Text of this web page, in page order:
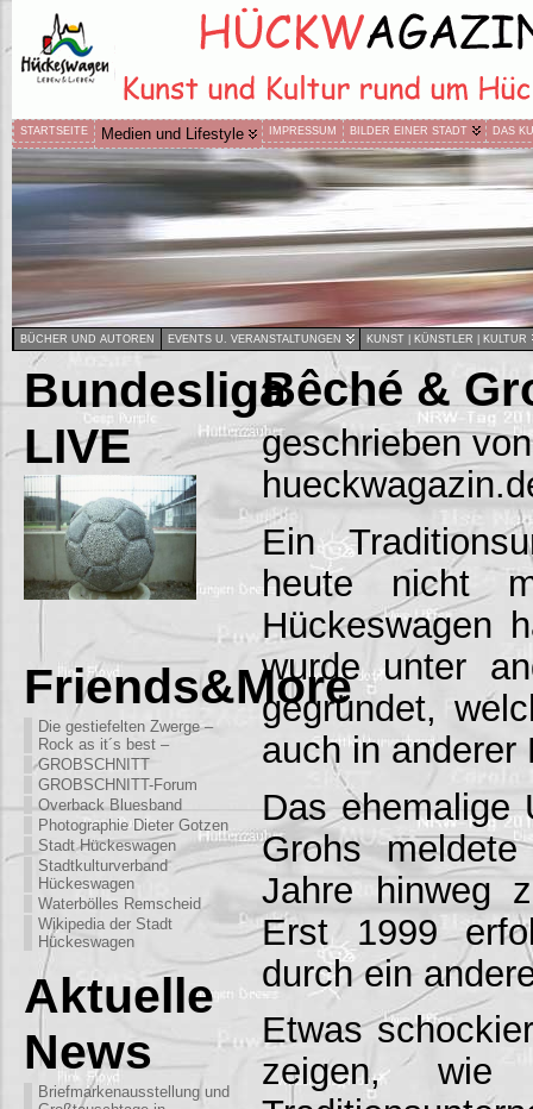
STARTSEITE Medien und Lifestyle IMPRESSUM BILDER EINER STADT DAS
BÜCHER UND AUTOREN EVENTS U. VERANSTALTUNGEN KUNST | KÜNSTLER | KULTUR
Bundesliga
LIVE
Friends&More
Die gestiefelten Zwerge –
Rock as it´s best –
GROBSCHNITT
GROBSCHNITT-Forum
Overback Bluesband
Photographie Dieter Gotzen
Stadt Hückeswagen
Stadtkulturverband
Hückeswagen
Waterbölles Remscheid
Wikipedia der Stadt
Hückeswagen
Aktuelle
News
Briefmarkenausstellung und
Bêché &
geschrieben
Ein
heute nicht
Hückeswagen
wurde unter
gegründet,
auch in anderer
Das ehemalige
Grohs
Jahre hinweg
Erst 1999
durch ein
Etwas
zeigen,